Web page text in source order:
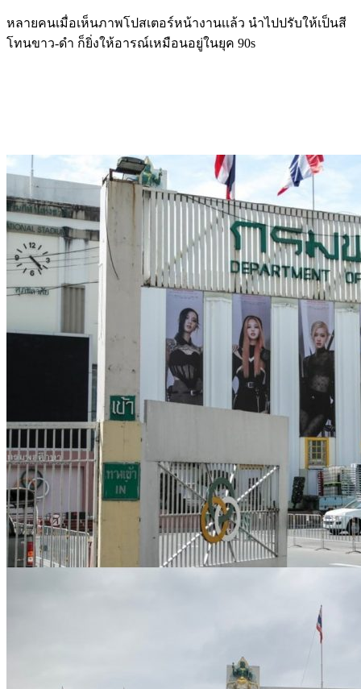
หลายคนเมื่อเห็นภาพโปสเตอร์หน้างานเเล้ว นำไปปรับให้เป็นสี
โทนขาว-ดำ ก็ยิ่งให้อารณ์เหมือนอยู่ในยุค 90s